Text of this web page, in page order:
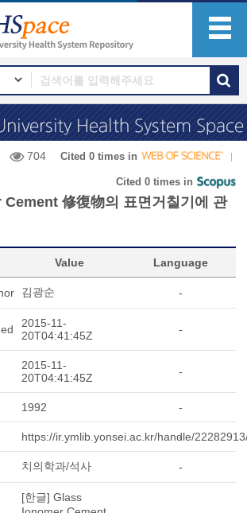
704 Cited 0 times in
Cited 0 times in
修復物의 표면거칠기에 관
Value Language
김광순 -
2015-11-
20T04:41:45Z
-
2015-11-
20T04:41:45Z
-
1992 -
https://ir.ymlib.yonsei.ac.kr/handle/
-
치의학과/석사 -
[한글] Glass